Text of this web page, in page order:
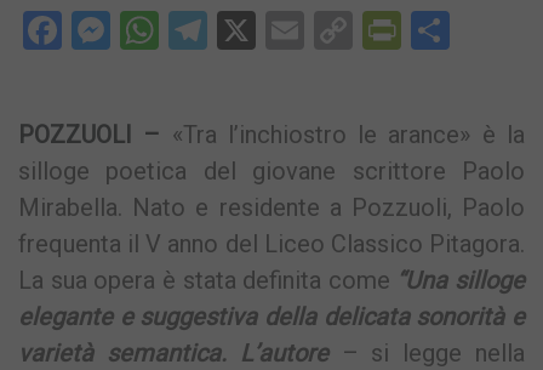
Facebook
Messenger
WhatsApp
Telegram
X EmailCopy
POZZUOLI – «Tra l’inchiostro le arance» è la
silloge poetica del giovane scrittore Paolo
Mirabella. Nato e residente a Pozzuoli, Paolo
frequenta il V anno del Liceo Classico Pitagora.
La sua opera è stata definita come “Una silloge
elegante e suggestiva della delicata sonorità e
varietà semantica. L’autore– si legge nella